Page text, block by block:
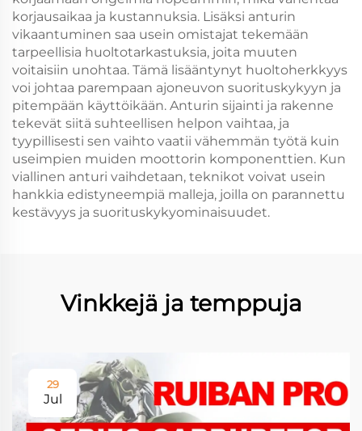
korjausaikaa ja kustannuksia. Lisäksi anturin
vikaantuminen saa usein omistajat tekemään
tarpeellisia huoltotarkastuksia, joita muuten
voitaisiin unohtaa. Tämä lisääntynyt huoltoherkkyys
voi johtaa parempaan ajoneuvon suorituskykyyn ja
pitempään käyttöikään. Anturin sijainti ja rakenne
tekevät siitä suhteellisen helpon vaihtaa, ja
tyypillisesti sen vaihto vaatii vähemmän työtä kuin
useimpien muiden moottorin komponenttien. Kun
viallinen anturi vaihdetaan, teknikot voivat usein
hankkia edistyneempiä malleja, joilla on parannettu
kestävyys ja suorituskykyominaisuudet.
Vinkkejä ja temppuja
29
Jul